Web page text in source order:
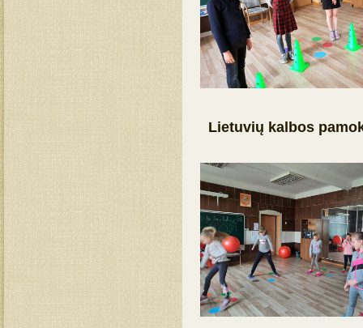
Lietuvių kalbos